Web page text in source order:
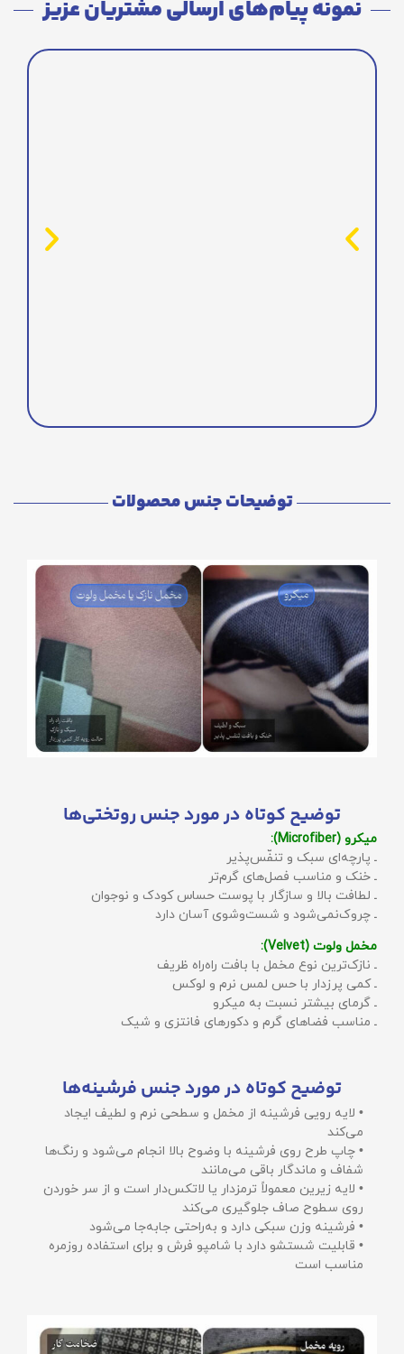
نمونه پیام‌های ارسالی مشتریان عزیز
توضیحات جنس محصولات
توضیح کوتاه در مورد جنس روتختی‌ها
میکرو (Microfiber):
ـ پارچه‌ای سبک و تنفّس‌پذیر
ـ خنک و مناسب فصل‌های گرم‌تر
ـ لطافت بالا و سازگار با پوست حساس کودک و نوجوان
ـ چروک‌نمی‌شود و شست‌وشوی آسان دارد
مخمل ولوت (Velvet):
ـ نازک‌ترین نوع مخمل با بافت راه‌راه ظریف
ـ کمی پرزدار با حس لمس نرم و لوکس
ـ گرمای بیشتر نسبت به میکرو
ـ مناسب فضاهای گرم و دکورهای فانتزی و شیک
توضیح کوتاه در مورد جنس فرشینه‌ها
• لایه رویی فرشینه از مخمل و سطحی نرم و لطیف ایجاد
می‌کند
• چاپ طرح روی فرشینه با وضوح بالا انجام می‌شود و رنگ‌ها
شفاف و ماندگار باقی می‌مانند
• لایه زیرین معمولاً ترمزدار یا لاتکس‌دار است و از سر خوردن
روی سطوح صاف جلوگیری می‌کند
• فرشینه وزن سبکی دارد و به‌راحتی جابه‌جا می‌شود
• قابلیت شستشو دارد با شامپو فرش و برای استفاده روزمره
مناسب است